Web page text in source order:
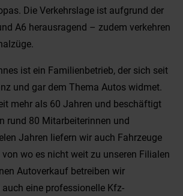
Die Verkehrslage ist aufgrund der
A6 herausragend – zudem verkehren
ist ein Familienbetrieb, der sich seit
und gar dem Thema Autos widmet.
mehr als 60 Jahren und beschäftigt
rund 80 Mitarbeiterinnen und
Jahren liefern wir auch Fahrzeuge
wo es nicht weit zu unseren Filialen
Autoverkauf betreiben wir
eine professionelle Kfz-